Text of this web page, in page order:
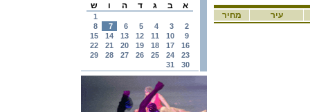
א
ב ג ד ה ו ש
1
2
3
4
5
6
7
8
9
10
11
12
13
14
15
16
17
18
19
20
21
22
23
24
25
26
27
28
29
30
31
מחיר עיר